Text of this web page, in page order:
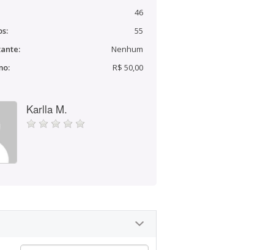
46
55
Nenhum
R$ 50,00
Karlla M.